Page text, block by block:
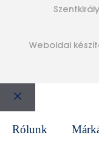
Weboldal
Bezár
Rólunk